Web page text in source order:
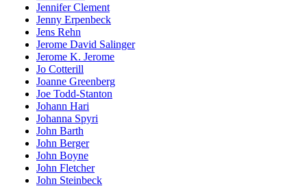
Jennifer Clement
Jenny Erpenbeck
Jens Rehn
Jerome David Salinger
Jerome K. Jerome
Jo Cotterill
Joanne Greenberg
Joe Todd-Stanton
Johann Hari
Johanna Spyri
John Barth
John Berger
John Boyne
John Fletcher
John Steinbeck